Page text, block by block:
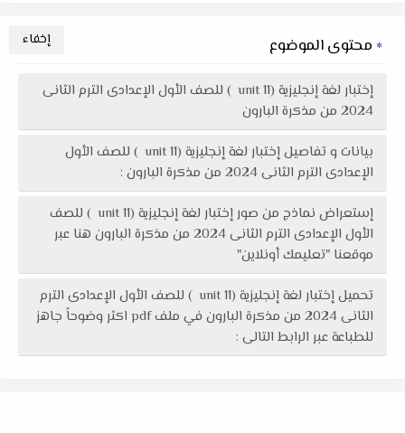
محتوى الموضوع
إختبار لغة إنجليزية (unit 11 ) للصف الأول الإعدادى الترم الثانى
2024 من مذكرة البارون
بيانات و تفاصيل إختبار لغة إنجليزية (unit 11 ) للصف الأول
الإعدادى الترم الثانى 2024 من مذكرة البارون :
إستعراض نماذج من صور إختبار لغة إنجليزية (unit 11 ) للصف
الأول الإعدادى الترم الثانى 2024 من مذكرة البارون هنا عبر
موقعنا "تعليمك أونلاين"
تحميل إختبار لغة إنجليزية (unit 11 ) للصف الأول الإعدادى الترم
الثانى 2024 من مذكرة البارون في ملف pdf اكثر وضوحاً جاهز
للطباعة عبر الرابط التالى :